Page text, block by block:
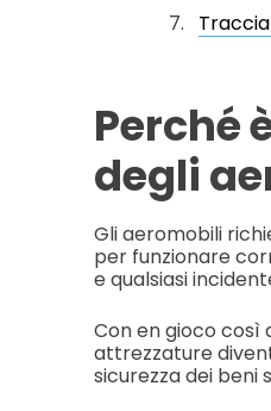
Perché
degli
Gli aeromobili
per funzionare
e qualsiasi
Con en gioco così
attrezzature
sicurezza dei beni